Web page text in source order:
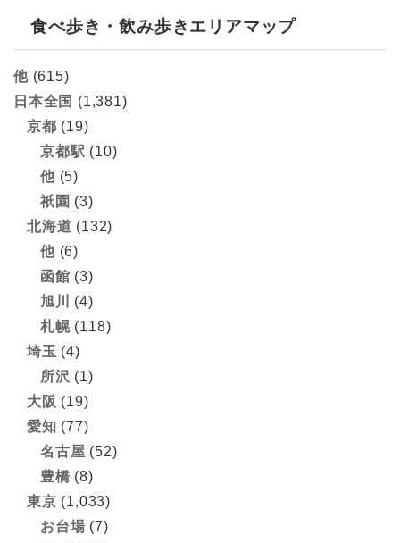
食べ歩き・飲み歩きエリアマップ
他(615)
日本全国 (1,381)
京都 (19)
京都駅 (10)
他(5)
祇園 (3)
北海道 (132)
他(6)
函館 (3)
旭川
(4)
札幌(118)
埼玉 (4)
所沢 (1)
大阪 (19)
愛知 (77)
名古屋 (52)
豊橋 (8)
東京 (1,033)
お台場 (7)